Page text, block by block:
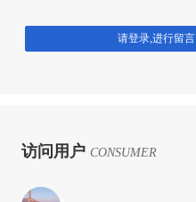
请登录,进行留言
访问用户 CONSUMER